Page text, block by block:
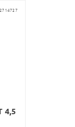
4,5